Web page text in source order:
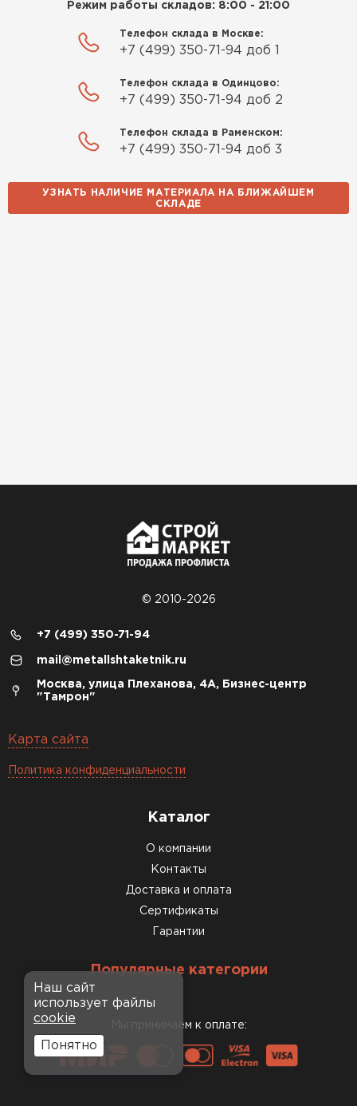
Режим работы складов: 8:00 - 21:00
Телефон склада в Москве:
+7 (499) 350-71-94 доб 1
Телефон склада в Одинцово:
+7 (499) 350-71-94 доб 2
Телефон склада в Раменском:
+7 (499) 350-71-94 доб 3
УЗНАТЬ НАЛИЧИЕ МАТЕРИАЛА НА БЛИЖАЙШЕМ
СКЛАДЕ
© 2010-2026
+7 (499) 350-71-94
mail@metallshtaketnik.ru
Москва, улица Плеханова, 4А, Бизнес-центр
"Тамрон"
Карта сайта
Политика конфиденциальности
Каталог
О компании
Контакты
Доставка и оплата
Сертификаты
Гарантии
Популярные категории
Мы принимаем к оплате:
Наш сайт
использует файлы
cookie
Понятно